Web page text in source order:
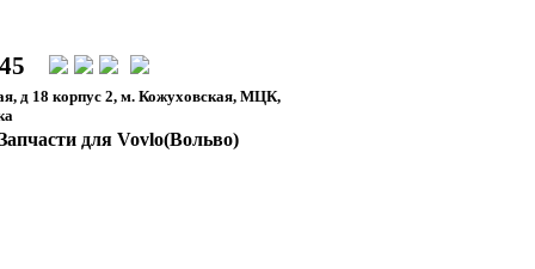
д 18 корпус 2, м. Кожуховская, МЦК,